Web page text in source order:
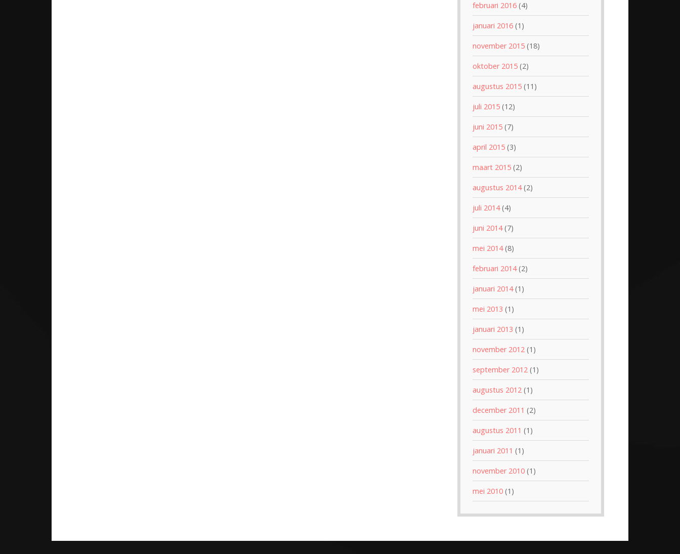
februari 2016(4)
januari 2016(1)
november 2015(18)
oktober 2015(2)
augustus 2015(11)
juli 2015(12)
juni 2015(7)
april 2015(3)
maart 2015(2)
augustus 2014(2)
juli 2014(4)
juni 2014(7)
mei 2014(8)
februari 2014(2)
januari 2014(1)
mei 2013 (1)
januari 2013 (1)
november 2012(1)
september 2012(1)
augustus 2012(1)
december 2011 (2)
augustus 2011 (1)
januari 2011 (1)
november 2010(1)
mei 2010(1)